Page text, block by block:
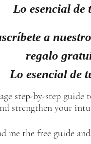
Lo esencial de
a
regalo
Lo esencial de
step-by-step guide
strengthen your
me the free guide